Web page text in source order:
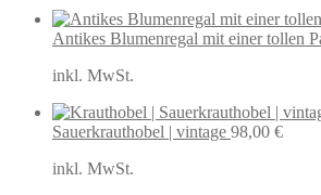
Antikes Blumenregal mit einer tollen
inkl. MwSt.
Sauerkrauthobel | vintage 98,00 €
inkl. MwSt.